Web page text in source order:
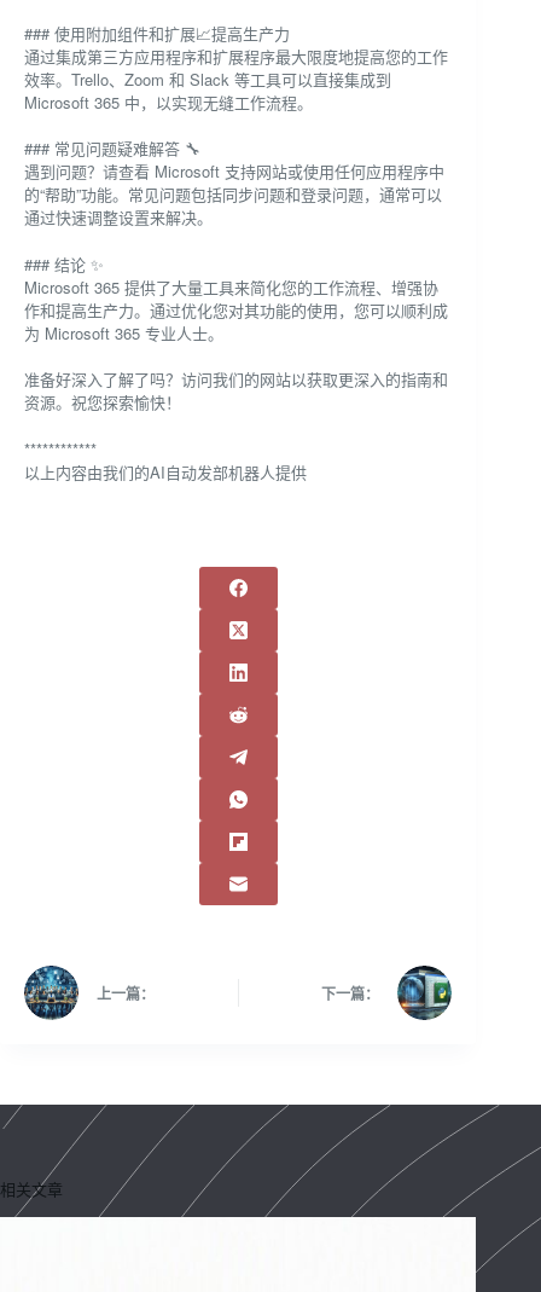
### 使用附加组件和扩展📈提高生产力
通过集成第三方应用程序和扩展程序最大限度地提高您的工作
效率。Trello、Zoom 和 Slack 等工具可以直接集成到
Microsoft 365 中，以实现无缝工作流程。
### 常见问题疑难解答 🔧
遇到问题？请查看 Microsoft 支持网站或使用任何应用程序中
的“帮助”功能。常见问题包括同步问题和登录问题，通常可以
通过快速调整设置来解决。
### 结论 ✨
Microsoft 365 提供了大量工具来简化您的工作流程、增强协
作和提高生产力。通过优化您对其功能的使用，您可以顺利成
为 Microsoft 365 专业人士。
准备好深入了解了吗？访问我们的网站以获取更深入的指南和
资源。祝您探索愉快！
************
以上内容由我们的AI自动发部机器人提供
上一篇： 下一篇：
相关文章